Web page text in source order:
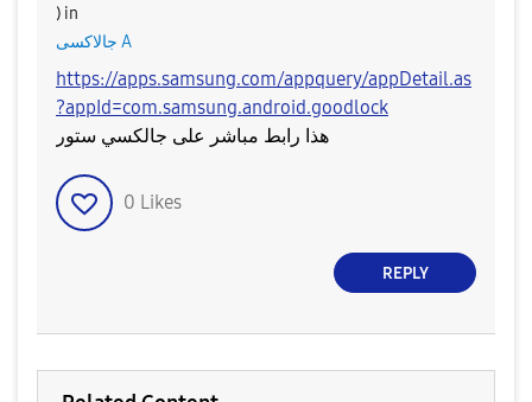
) in
جالاكسى A
https://apps.samsung.com/appquery/appDetail.as
?appId=com.samsung.android.goodlock
هذا رابط مباشر على جالكسي ستور
0 Likes
REPLY